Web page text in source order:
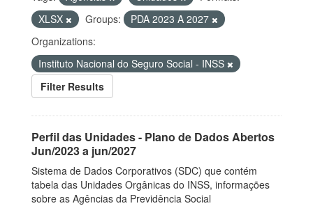
XLSX
Groups:
PDA 2023 A 2027
Organizations:
Instituto Nacional do Seguro Social - INSS
Filter Results
Perfil das Unidades - Plano de Dados Abertos
Jun/2023 a jun/2027
Sistema de Dados Corporativos (SDC) que contém
tabela das Unidades Orgânicas do INSS, informações
sobre as Agências da Previdência Social